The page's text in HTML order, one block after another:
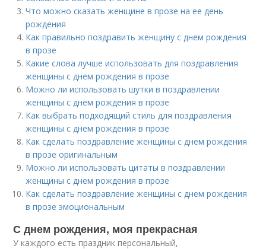
Что можно сказать женщине в прозе на ее день
рождения
Как правильно поздравить женщину с днем рождения
в прозе
Какие слова лучше использовать для поздравления
женщины с днем рождения в прозе
Можно ли использовать шутки в поздравлении
женщины с днем рождения в прозе
Как выбрать подходящий стиль для поздравления
женщины с днем рождения в прозе
Как сделать поздравление женщины с днем рождения
в прозе оригинальным
Можно ли использовать цитаты в поздравлении
женщины с днем рождения в прозе
Как сделать поздравление женщины с днем рождения
в прозе эмоциональным
С днем рождения, моя прекрасная
У каждого есть праздник персональный,